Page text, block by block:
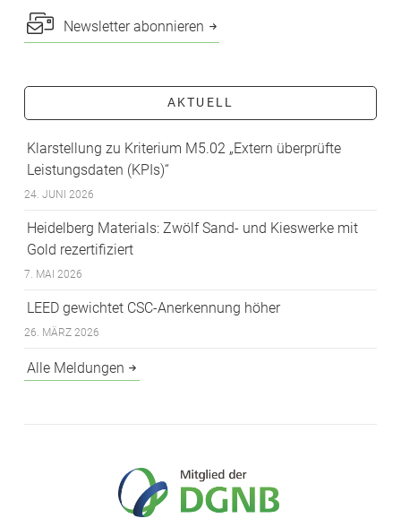
Newsletter abonnieren
AKTUELL
Klarstellung zu Kriterium M5.02 „Extern überprüfte
Leistungsdaten (KPIs)“
24. JUNI 2026
Heidelberg Materials: Zwölf Sand- und Kieswerke mit
Gold rezertifiziert
7. MAI 2026
LEED gewichtet CSC-Anerkennung höher
26. MÄRZ 2026
Alle Meldungen